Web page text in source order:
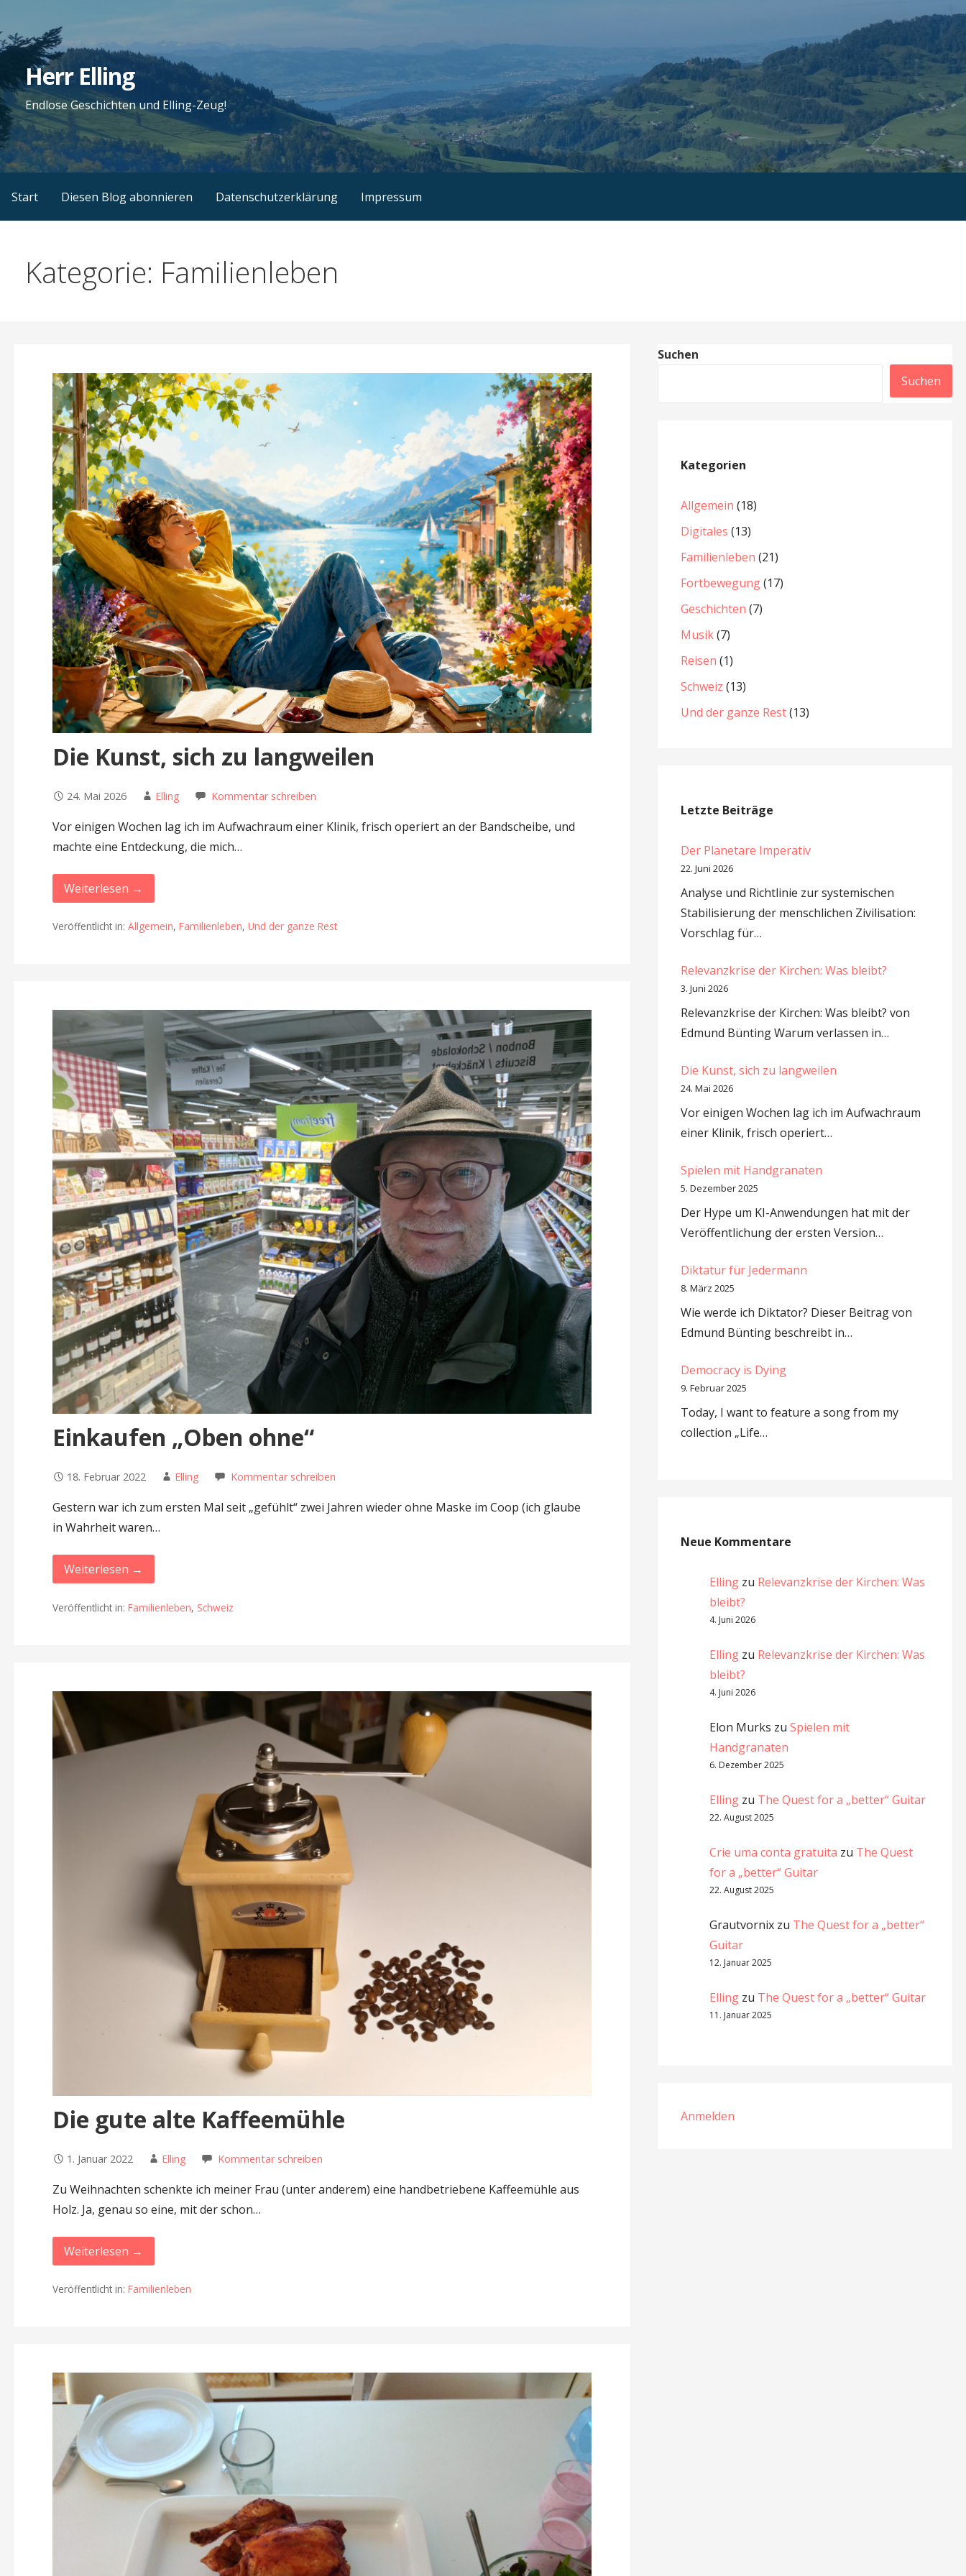
Inhalt
springen
Herr Elling
Endlose Geschichten und Elling-Zeug!
Start Diesen Blog abonnieren Datenschutzerklärung Impressum
Kategorie: Familienleben
Die Kunst, sich zu langweilen
24. Mai 2026 Elling Kommentar schreiben
Vor einigen Wochen lag ich im Aufwachraum einer Klinik, frisch operiert an der Bandscheibe, und
machte eine Entdeckung, die mich…
Weiterlesen →
Veröffentlicht in: Allgemein, Familienleben, Und der ganze Rest
Einkaufen „Oben ohne“
18. Februar 2022 Elling Kommentar schreiben
Gestern war ich zum ersten Mal seit „gefühlt“ zwei Jahren wieder ohne Maske im Coop (ich glaube
in Wahrheit waren…
Weiterlesen →
Veröffentlicht in: Familienleben, Schweiz
Die gute alte Kaffeemühle
1. Januar 2022 Elling Kommentar schreiben
Zu Weihnachten schenkte ich meiner Frau (unter anderem) eine handbetriebene Kaffeemühle aus
Holz. Ja, genau so eine, mit der schon…
Weiterlesen →
Veröffentlicht in: Familienleben
Suchen
Suchen
Kategorien
Allgemein (18)
Digitales (13)
Familienleben (21)
Fortbewegung(17)
Geschichten (7)
Musik(7)
Reisen (1)
Schweiz (13)
Und der ganze Rest(13)
Letzte Beiträge
Der Planetare Imperativ
22. Juni 2026
Analyse und Richtlinie zur systemischen
Stabilisierung der menschlichen Zivilisation:
Vorschlag für…
Relevanzkrise der Kirchen: Was bleibt?
3. Juni 2026
Relevanzkrise der Kirchen: Was bleibt? von
Edmund Bünting Warum verlassen in…
Die Kunst, sich zu langweilen
24. Mai 2026
Vor einigen Wochen lag ich im Aufwachraum
einer Klinik, frisch operiert…
Spielen mit Handgranaten
5. Dezember 2025
Der Hype um KI-Anwendungen hat mit der
Veröffentlichung der ersten Version…
Diktatur für Jedermann
8. März 2025
Wie werde ich Diktator? Dieser Beitrag von
Edmund Bünting beschreibt in…
Democracy is Dying
9. Februar 2025
Today, I want to feature a song from my
collection „Life…
Neue Kommentare
Ellingzu Relevanzkrise der Kirchen: Was
bleibt?
4. Juni 2026
Ellingzu Relevanzkrise der Kirchen: Was
bleibt?
4. Juni 2026
Elon Murks zu Spielen mit
Handgranaten
6. Dezember 2025
Ellingzu The Quest for a „better“ Guitar
22. August 2025
Crie uma conta gratuita zu The Quest
for a „better“ Guitar
22. August 2025
Grautvornixzu The Quest for a „better“
Guitar
12. Januar 2025
Ellingzu The Quest for a „better“ Guitar
11. Januar 2025
Anmelden